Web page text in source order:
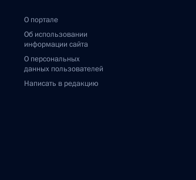
О портале
Об использовании
информации сайта
О персональных
данных пользователей
Написать в редакцию